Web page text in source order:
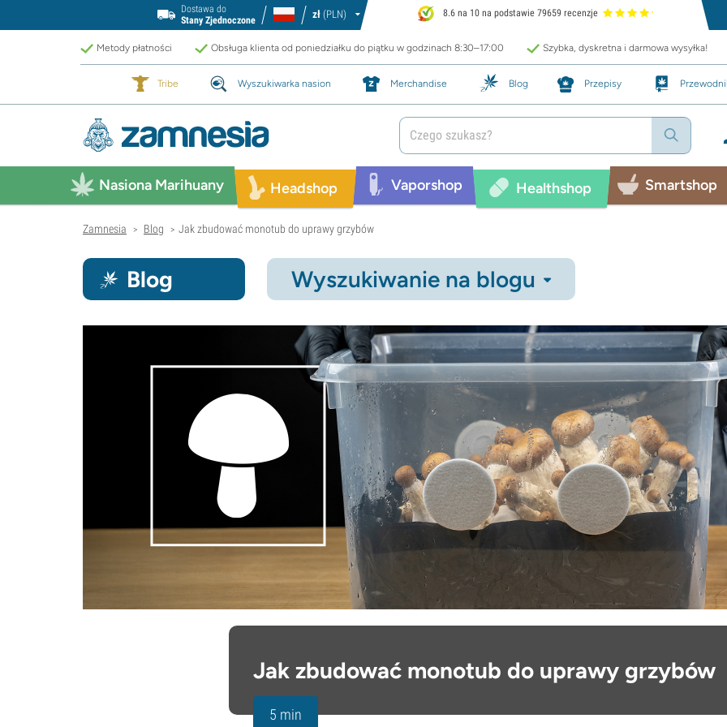
Dostawa do
Stany Zjednoczone
zł (PLN) 8.6 na 10 na podstawie 79659 recenzje
Metody płatności Obsługa klienta od poniedziałku do piątku w godzinach 8:30–17:00 Szybka, dyskretna i darmowa wysyłka!
Tribe Wyszukiwarka nasion Merchandise Blog Przepisy
Nasiona Marihuany Headshop Vaporshop Healthshop Smartshop
Zamnesia > Blog > Jak zbudować monotub do uprawy grzybów
Blog Wyszukiwanie na blogu
Jak zbudować monotub do uprawy grzybów
5 min